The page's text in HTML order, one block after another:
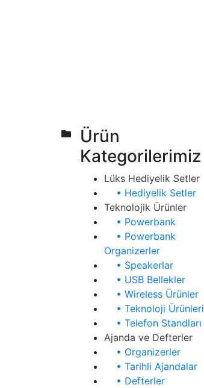
Ürün
Kategorilerimiz
Lüks Hediyelik Setler
• Hediyelik Setler
Teknolojik Ürünler
• Powerbank
• Powerbank
Organizerler
• Speakerlar
• USB Bellekler
• Wireless Ürünler
• Teknoloji Ürünleri
• Telefon Standları
Ajanda ve Defterler
• Organizerler
• Tarihli Ajandalar
• Defterler